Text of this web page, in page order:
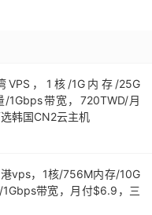
VPS，1核/1G内存/25G
/1Gbps带宽，720TWD/月
韩国CN2云主机
vps，1核/756M内存/10G
带宽，月付$6.9，三